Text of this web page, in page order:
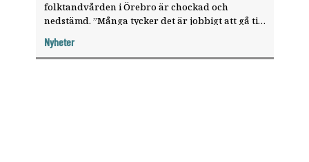
folktandvården i Örebro är chockad och
nedstämd. ”Många tycker det är jobbigt att gå till
Tjänstetandläkarnas lokalavdelning i Örebro.
Nyheter